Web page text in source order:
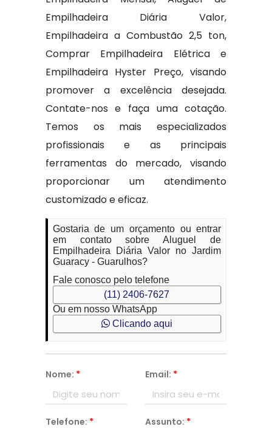
Empilhadeira Diária Valor,
Empilhadeira a Combustão 2,5 ton,
Comprar Empilhadeira Elétrica e
Empilhadeira Hyster Preço, visando
promover a excelência desejada.
Contate-nos e faça uma cotação.
Temos os mais especializados
profissionais e as principais
ferramentas do mercado, visando
proporcionar um atendimento
customizado e eficaz.
Gostaria de um orçamento ou entrar
em contato sobre Aluguel de
Empilhadeira Diária Valor no Jardim
Guaracy - Guarulhos?
Fale conosco pelo telefone
(11) 2406-7627
Ou em nosso WhatsApp
Clicando aqui
Nome: * Email: *
Telefone: * Assunto: *